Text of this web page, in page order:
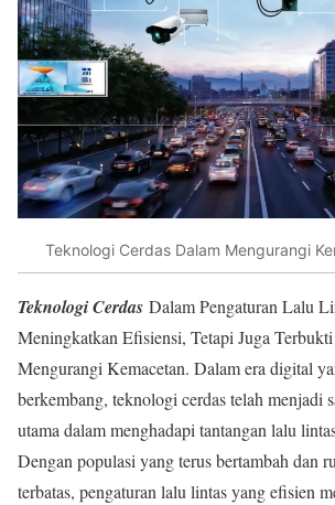
Teknologi Cerdas Dalam Mengurangi
Teknologi Cerdas Dalam Pengaturan Lalu
Meningkatkan Efisiensi, Tetapi Juga
Mengurangi Kemacetan. Dalam era digital
berkembang, teknologi cerdas telah menjadi
utama dalam menghadapi tantangan lalu
Dengan populasi yang terus bertambah dan
terbatas, pengaturan lalu lintas yang efisien